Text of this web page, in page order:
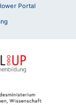
Portal